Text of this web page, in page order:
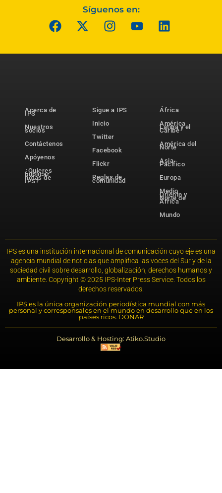
Síguenos en:
Acerca de
IPS
Nuestros
socios
Contáctenos
Apóyenos
¿Quieres
publicar
notas de
IPS?
Sigue a IPS
Inicio
Twitter
Facebook
Flickr
Reglas de
comunidad
África
América
Latina y el
Caribe
América del
Norte
Asia-
Pacífico
Europa
Medio
Oriente y
Norte de
África
Mundo
IPS es una institución internacional de comunicación cuyo eje es una
agencia mundial de noticias que amplifica las voces del Sur y de la
sociedad civil sobre desarrollo, globalización, derechos humanos y
ambiente. Copyright © 2025 IPS-Inter Press Service. Todos los
derechos reservados.
IPS es la única organización periodística mundial con más
personal y corresponsales en el mundo en desarrollo que en los
países ricos. DONAR
Desarrollo & Hosting: Atiko.Studio